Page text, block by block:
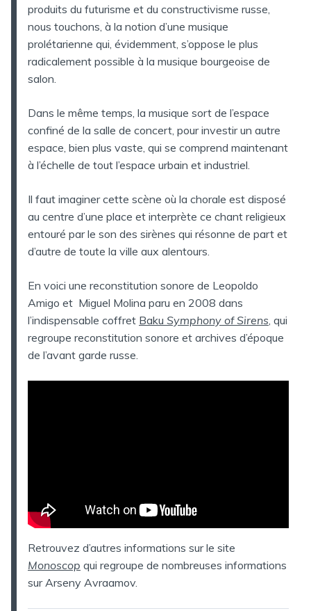
produits du futurisme et du constructivisme russe,
nous touchons, à la notion d’une musique
prolétarienne qui, évidemment, s’oppose le plus
radicalement possible à la musique bourgeoise de
salon.
Dans le même temps, la musique sort de l’espace
confiné de la salle de concert, pour investir un autre
espace, bien plus vaste, qui se comprend maintenant
à l’échelle de tout l’espace urbain et industriel.
Il faut imaginer cette scène où la chorale est disposé
au centre d’une place et interprète ce chant religieux
entouré par le son des sirènes qui résonne de part et
d’autre de toute la ville aux alentours.
En voici une reconstitution sonore de Leopoldo
Amigo et Miguel Molina paru en 2008 dans
l’indispensable coffret Baku Symphony of Sirens, qui
regroupe reconstitution sonore et archives d’époque
de l’avant garde russe.
Retrouvez d’autres informations sur le site
Monoscop qui regroupe de nombreuses informations
sur Arseny Avraamov.